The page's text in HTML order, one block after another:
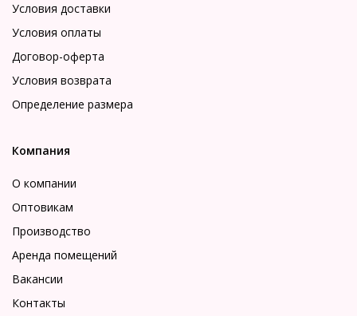
Условия доставки
Условия оплаты
Договор-оферта
Условия возврата
Определение размера
Компания
О компании
Оптовикам
Производство
Аренда помещений
Вакансии
Контакты